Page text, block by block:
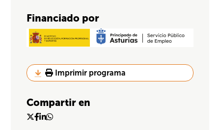
Financiado por
Imprimir programa
Compartir en